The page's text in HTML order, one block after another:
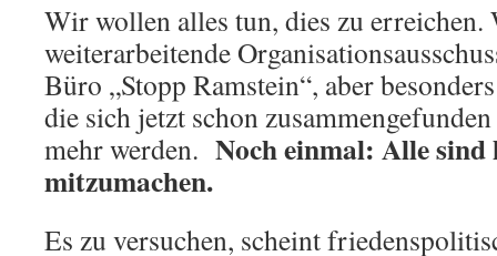
Wir wollen alles tun, dies zu erreichen.
weiterarbeitende
Büro „Stopp Ramstein“, aber
die sich jetzt schon
mehr werden. Noch einmal: Alle sind
mitzumachen.
Es zu versuchen, scheint